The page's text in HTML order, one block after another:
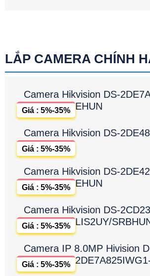
LẮP CAMERA CHÍNH
Camera Hikvision DS-
EHUN
Giá : 5%-35%
Camera Hikvision DS-
Giá : 5%-35%
Camera Hikvision DS-
EHUN
Giá : 5%-35%
Camera Hikvision DS-
LIS2UY/
Giá : 5%-35%
Camera IP 8.0MP Hivision
Giá : 5%-35%